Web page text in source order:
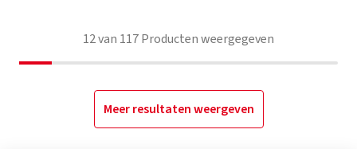
12van 117Producten weergegeven
Meer resultaten weergeven